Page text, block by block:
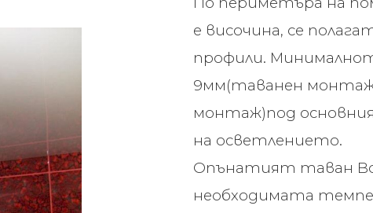
е височина, се
профили.
9мм(таванен
монтаж)под
на осветлението.
Опънатият таван
необходимата